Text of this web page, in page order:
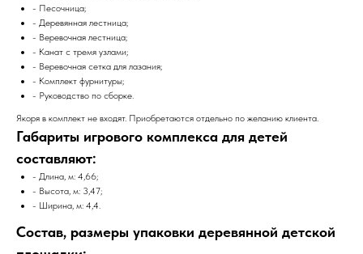
- Песочница;
- Деревянная лестница;
- Веревочная лестница;
- Канат с тремя узлами;
- Веревочная сетка для лазания;
- Комплект фурнитуры;
- Руководство по сборке.
Якоря в комплект не входят. Приобретаются отдельно по желанию клиента.
Габариты игрового комплекса для детей
составляют:
- Длина, м: 4,66;
- Высота, м: 3,47;
- Ширина, м: 4,4.
Состав, размеры упаковки деревянной детской